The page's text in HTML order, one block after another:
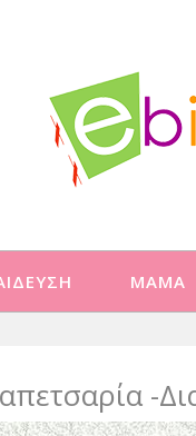
ΜΑΜΑ
-